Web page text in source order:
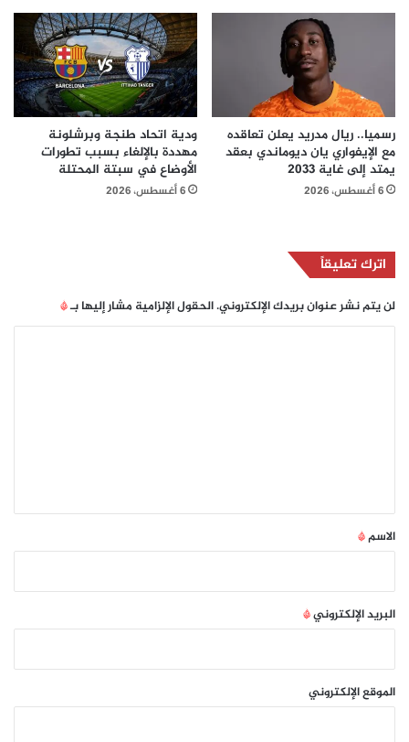
رسميا.. ريال مدريد يعلن تعاقده
مع الإيفواري يان ديوماندي بعقد
يمتد إلى غاية 2033
6 أغسطس، 2026
ودية اتحاد طنجة وبرشلونة
مهددة بالإلغاء بسبب تطورات
الأوضاع في سبتة المحتلة
6 أغسطس، 2026
اترك تعليقاً
لن يتم نشر عنوان بريدك الإلكتروني.الحقول الإلزامية مشار إليها بـ*
*
الاسم*
البريد الإلكتروني*
الموقع الإلكتروني